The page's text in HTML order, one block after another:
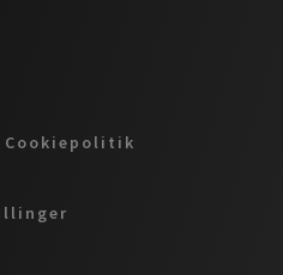
Cookiepolitik